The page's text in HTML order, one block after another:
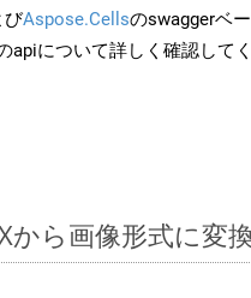
びAspose.Cellsのswaggerベ
apiについて詳しく確認してく
から画像形式に